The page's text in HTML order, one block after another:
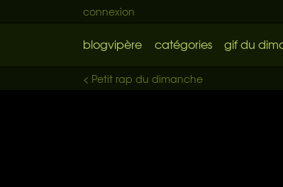
connexion
blogvipère catégories gif du
< Petit rap du dimanche